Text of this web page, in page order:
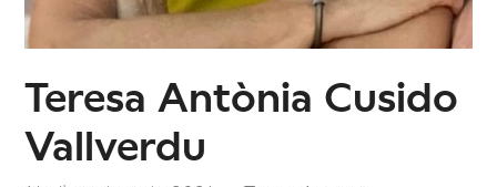
Teresa Antònia Cusido
Vallverdu